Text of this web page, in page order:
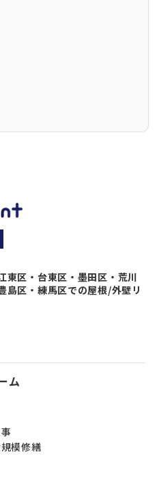
東区・台東区・墨田区・荒川
島区・練馬区での屋根/外壁リ
ム
模修繕